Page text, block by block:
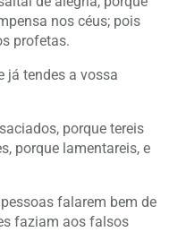
nos céus; pois
profetas.
já tendes a vossa
porque tereis
porque lamentareis, e
falarem bem de
faziam aos falsos